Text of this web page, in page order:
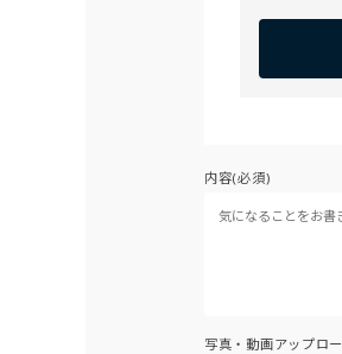
内容(必須)
写真・動画アップロ